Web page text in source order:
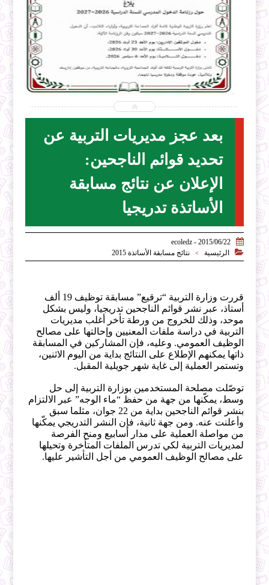
2026-07-28
ecoledz.net
بعد عجز مديريات التربية عن
تحديد قوائم الناجحين:
الإعلان عن نتائج مسابقة
الأساتذة تدريجيا

2015/06/22 - ecoledz

الرئيسية > نتائج مسابقة الأساتذة 2015
قررت وزارة التربية “ترقيع” مسابقة توظيف 19 ألف
أستاذ، عبر نشر قوائم الناجحين تدريجيا، وليس بشكل
موحد، وذلك للخروج من ورطة تأخر أغلب مديريات
التربية في دراسة ملفات المعنيين وإحالتها على مصالح
الوظيف العمومي. وعليه، فإن المشاركين في المسابقة
ذاتها يمكنهم الإطلاع على النتائج بداية من اليوم الاثنين،
وتستمر العملية إلى غاية شهر جويلية المقبل.
توصّلت مصلحة المستخدمين بوزارة التربية إلى حل
وسط، يمكّنها من جهة من حفظ “ماء الوجه” عبر الالتزام
بنشر قوائم الناجحين بداية من 22 جوان، مثلما سبق
وأعلنت عنه. ومن جهة ثانية، فإن النشر التدريجي يمكّنها
من مواصلة العملية على مدار أسابيع ومنح الفرصة
لمديريات التربية لكي تدرس الملفات المتأخرة وتحيلها
على مصالح الوظيف العمومي من أجل التأشير عليها.